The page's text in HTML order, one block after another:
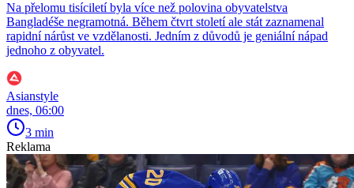
Na přelomu tisíciletí byla více než polovina obyvatelstva
Bangladéše negramotná. Během čtvrt století ale stát zaznamenal
rapidní nárůst ve vzdělanosti. Jedním z důvodů je geniální nápad
jednoho z obyvatel.
Asianstyle
dnes, 06:00
3 min
Reklama